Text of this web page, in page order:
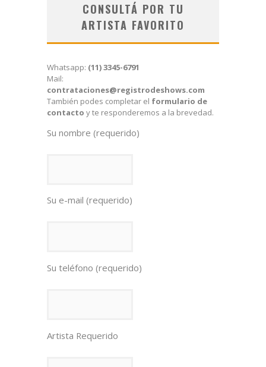
CONSULTÁ POR TU
ARTISTA FAVORITO
Whatsapp: (11) 3345-6791
Mail:
contrataciones@registrodeshows.com
También podes completar el formulario de
contacto y te responderemos a la brevedad.
Su nombre (requerido)
Su e-mail (requerido)
Su teléfono (requerido)
Artista Requerido